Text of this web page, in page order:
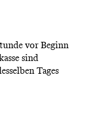
vor Beginn
sind
Tages